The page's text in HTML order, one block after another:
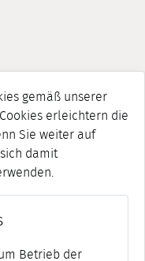
gemäß unserer
erleichtern die
Sie weiter auf
damit
Betrieb der